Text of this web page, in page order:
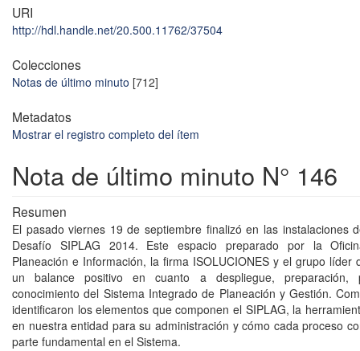
URI
http://hdl.handle.net/20.500.11762/37504
Colecciones
Notas de último minuto [712]
Metadatos
Mostrar el registro completo del ítem
Nota de último minuto N° 146
Resumen
El pasado viernes 19 de septiembre finalizó en las instalaciones
Desafío SIPLAG 2014. Este espacio preparado por la
Planeación e Información, la firma ISOLUCIONES y el grupo líder
un balance positivo en cuanto a despliegue, preparación,
conocimiento del Sistema Integrado de Planeación y Gestión.
identificaron los elementos que componen el SIPLAG, la
en nuestra entidad para su administración y cómo cada proceso
parte fundamental en el Sistema.